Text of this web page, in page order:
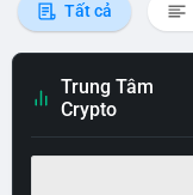
Tất cả
Trung Tâm
Crypto